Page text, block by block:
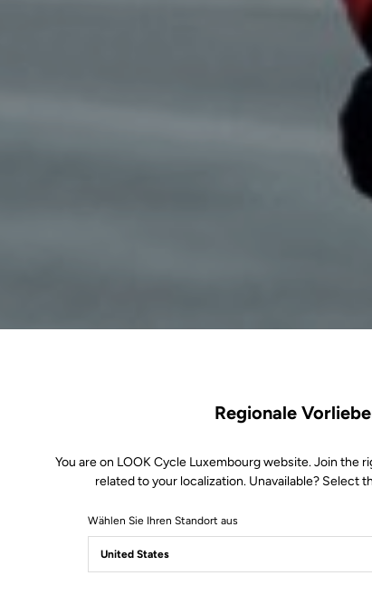
Regionale
You are on LOOK Cycle Luxembourg website. Join the
related to your localization. Unavailable? Select
Wählen Sie Ihren Standort aus